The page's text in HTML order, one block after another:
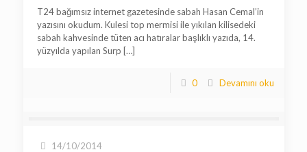
T24 bağımsız internet gazetesinde sabah Hasan Cemal’in
yazısını okudum. Kulesi top mermisi ile yıkılan kilisedeki
sabah kahvesinde tüten acı hatıralar başlıklı yazıda, 14.
yüzyılda yapılan Surp […]
0 Devamını oku
14/10/2014